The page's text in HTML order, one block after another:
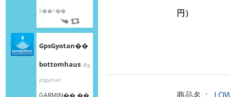
5��1��
GpsGyotan��
bottomhaus @g
psgyotan
GARMIN�� ��
円）